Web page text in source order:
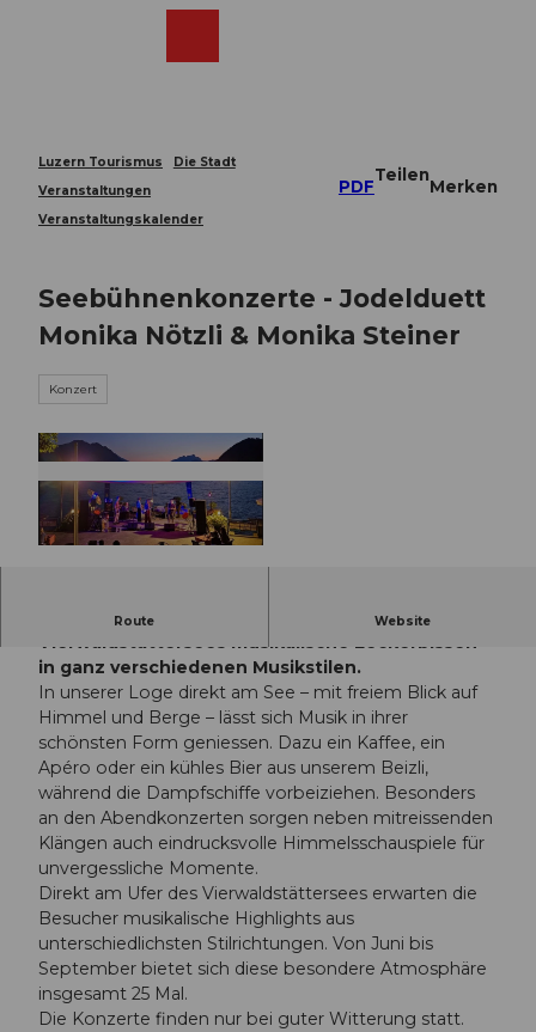
Luzern Tourismus
Die Stadt
Veranstaltungen
Veranstaltungskalender
PDF
Teilen
Merken
Seebühnenkonzerte - Jodelduett
Monika Nötzli & Monika Steiner
Konzert
Route Website
Die Besucher geniessen direkt am Ufer des
Vierwaldstättersees musikalische Leckerbissen
in ganz verschiedenen Musikstilen.
In unserer Loge direkt am See – mit freiem Blick auf
Himmel und Berge – lässt sich Musik in ihrer
schönsten Form geniessen. Dazu ein Kaffee, ein
Apéro oder ein kühles Bier aus unserem Beizli,
während die Dampfschiffe vorbeiziehen. Besonders
an den Abendkonzerten sorgen neben mitreissenden
Klängen auch eindrucksvolle Himmelsschauspiele für
unvergessliche Momente.
Direkt am Ufer des Vierwaldstättersees erwarten die
Besucher musikalische Highlights aus
unterschiedlichsten Stilrichtungen. Von Juni bis
September bietet sich diese besondere Atmosphäre
insgesamt 25 Mal.
Die Konzerte finden nur bei guter Witterung statt.